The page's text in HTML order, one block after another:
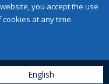
you accept the use
at any time.
English